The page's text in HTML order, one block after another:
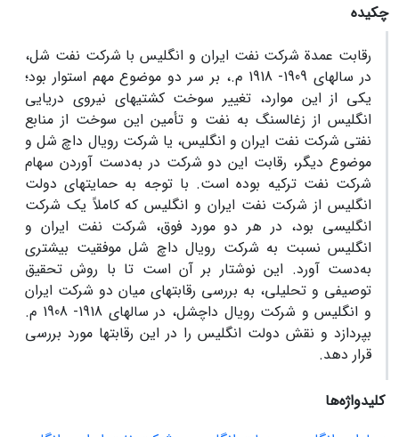
چکیده
رقابت عمدة شرکت نفت ایران و انگلیس با شرکت نفت شل،
در سالهای 1909- 1918 م.، بر سر دو موضوع مهم استوار بود؛
یکی از این موارد، تغییر سوخت کشتیهای نیروی دریایی
انگلیس از زغالسنگ به نفت و تأمین این سوخت از منابع
نفتی شرکت نفت ایران و انگلیس، یا شرکت رویال داچ شل و
موضوع دیگر، رقابت این دو شرکت در به‌دست آوردن سهام
شرکت نفت ترکیه بوده است. با توجه به حمایتهای دولت
انگلیس از شرکت نفت ایران و انگلیس که کاملاً یک شرکت
انگلیسی بود، در هر دو مورد فوق، شرکت نفت ایران و
انگلیس نسبت به شرکت رویال داچ شل موفقیت بیشتری
به‌دست آورد. این نوشتار بر آن است تا با روش تحقیق
توصیفی و تحلیلی، به بررسی رقابتهای میان دو شرکت ایران
و انگلیس و شرکت رویال داچشل، در سالهای 1918- 1908 م.
بپردازد و نقش دولت انگلیس را در این رقابتها مورد بررسی
قرار دهد.
کلیدواژه‌ها